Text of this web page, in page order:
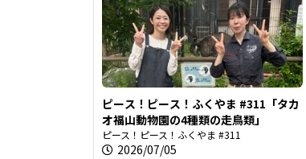
ピース！ピース！ふくやま #311「タカ
オ福山動物園の4種類の走鳥類」
ピース！ピース！ふくやま #311
2026/07/05